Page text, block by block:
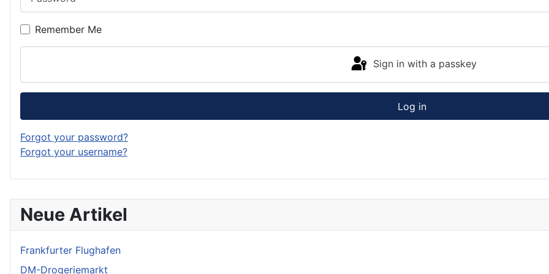
Neue Artikel
Frankfurter Flughafen
DM-Drogeriemarkt
Remember Me
Sign in with a passkey
Log in
Forgot your password?
Forgot your username?